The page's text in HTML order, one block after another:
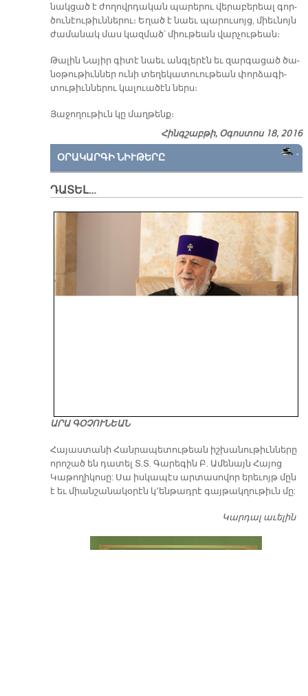
նակ­ցած է ժո­ղովր­դա­կան պա­րե­րու վե­րա­բե­րեալ գոր­
ծու­նէու­թիւն­նե­րու։ Ե­ղած է նաեւ պա­րու­սոյց, միեւ­նոյն
ժա­մա­նակ մաս կազ­մած՝ միու­թեան վար­չու­թեան։
Թա­լին Նա­յիր գի­տէ նաեւ անգ­լե­րէն եւ զար­գա­ցած ծա­
նօ­թու­թիւն­ներ ու­նի տե­ղե­կա­տուու­թեան փոր­ձա­գի­
տու­թիւն­նե­րու կա­լուա­ծէն ներս։
Յա­ջո­ղու­թիւն կը մաղ­թեն­ք։
Հինգշաբթի, Օգոստոս 18, 2016
ՕՐԱԿԱՐԳԻ ՆԻՒԹԵՐԸ
ԴԱՏԵԼ…
ԱՐԱ ԳՕՉՈՒՆԵԱՆ
​Հայաստանի Հանրապետութեան իշխանութիւնները
որոշած են դատել Տ.Տ. Գարեգին Բ. Ամենայն Հայոց
Կաթողիկոսը: Սա իսկապէս արտասովոր երեւոյթ մըն
է եւ միանշանակօրէն կ՚ենթադրէ գայթակղութիւն մը:
Կարդալ աւելին